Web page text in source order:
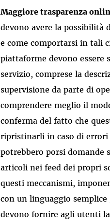
Maggiore trasparenza
devono avere la possibilità
e come comportarsi in tali
piattaforme devono essere
servizio, comprese la
supervisione da parte di
comprendere meglio il
conferma del fatto che
ripristinarli in caso di
potrebbero porsi domande
articoli nei feed dei propri
questi meccanismi,
con un linguaggio
devono fornire agli utenti